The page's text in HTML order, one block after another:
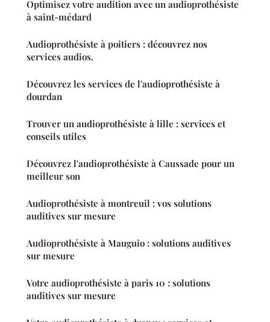
Optimisez votre audition avec un audioprothésiste
à saint-médard
Audioprothésiste à poitiers : découvrez nos
services audios.
Découvrez les services de l'audioprothésiste à
dourdan
Trouver un audioprothésiste à lille : services et
conseils utiles
Découvrez l'audioprothésiste à Caussade pour un
meilleur son
Audioprothésiste à montreuil : vos solutions
auditives sur mesure
Audioprothésiste à Mauguio : solutions auditives
sur mesure
Votre audioprothésiste à paris 10 : solutions
auditives sur mesure